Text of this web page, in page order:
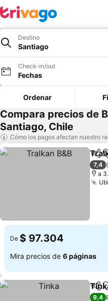
Destino
Santiago
Check-in/out
Fechas
Ordenar
Compara precios de
Santiago, Chile
Cómo los pagos afectan nuestro
7,4
a
De $ 97.304
Mira precios de 6 páginas
9,4